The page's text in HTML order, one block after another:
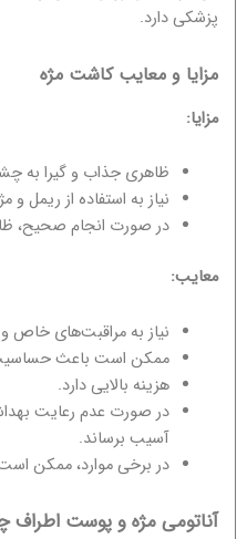
پزشکی دارد.
مزایا و معایب کاشت مژه
مزایا:
ظاهری جذاب و گیرا به
نیاز به استفاده از
در صورت انجام صحیح،
معایب:
نیاز به مراقبت‌های خاص
ممکن است باعث
هزینه بالایی دارد.
در صورت عدم رعایت
آسیب برساند.
در برخی موارد، ممکن
آناتومی مژه و پوست